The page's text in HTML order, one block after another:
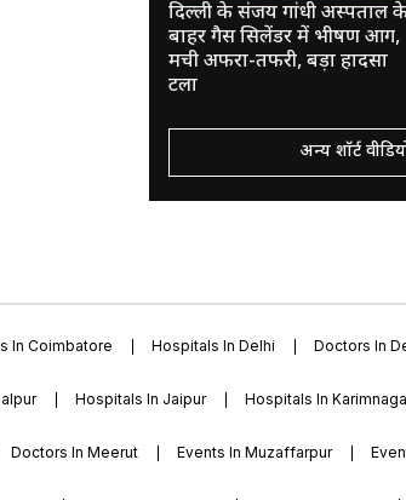
दिल्ली के संजय गांधी अस्पताल
बाहर गैस सिलेंडर में भीषण आग,
मची अफरा-तफरी, बड़ा हादसा
टला
अन्य शॉर्ट
In Coimbatore Hospitals In Delhi Doctors In
Hospitals In Jaipur Hospitals In
Doctors In Meerut Events In Muzaffarpur